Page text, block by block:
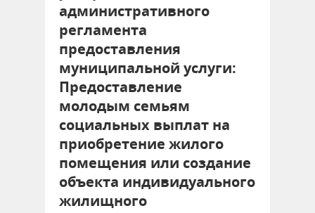
административного
регламента
предоставления
муниципальной услуги:
Предоставление
молодым семьям
социальных выплат на
приобретение жилого
помещения или создание
объекта индивидуального
жилищного